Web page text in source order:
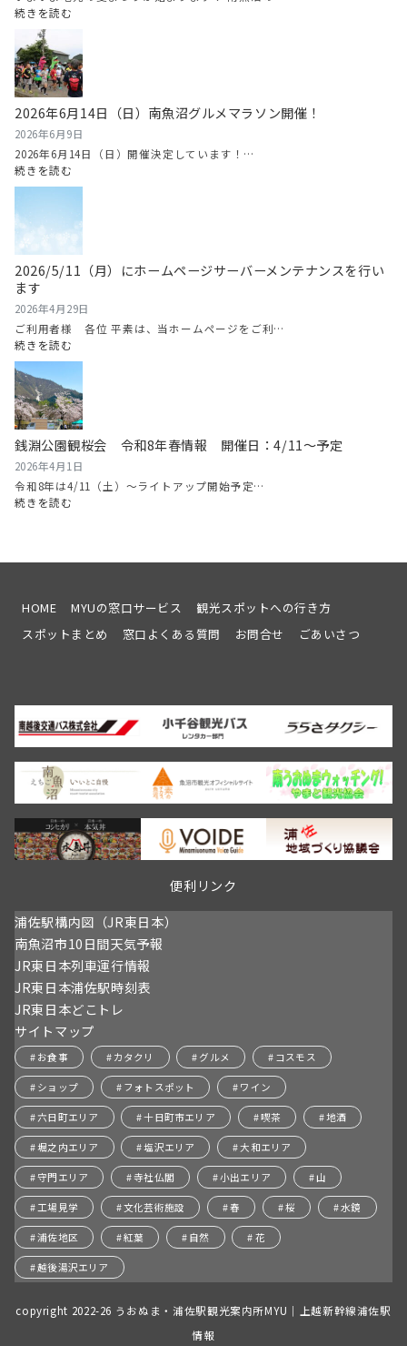
つ
り
情
報
2026
続きを読む
六
日
町・
塩
沢
夏
お
り
情
報
2026
2026年6月14日（日）南魚沼グルメマラソン開催！
2026年6月9日
2026年6月14日（日）開催決定しています！…
続きを読む
2026
14
日
南
グ
メ
マ
ラ
ソ
ン
開
催！
2026/5/11（月）にホームページサーバーメンテナンスを行い
ます
2026年4月29日
ご利用者様 各位 平素は、当ホームページをご利…
続きを読む
2026/5/11（月）
ホ
ー
ム
ペ
ー
ジ
テ
ン
い
ま
す
銭淵公園観桜会 令和8年春情報 開催日：4/11～予定
2026年4月1日
令和8年は4/11（土）～ライトアップ開始予定…
続きを読む
桜
令
春
情
開
催
日：
～
予
定
HOME MYUの窓口サービス
観光スポットへの行き方
スポットまとめ
窓口よくある質問 お問合せ ごあいさつ
便利リンク
浦佐駅構内図（JR東日本）
南魚沼市10日間天気予報
JR東日本列車運行情報
JR東日本浦佐駅時刻表
JR東日本どこトレ
サイトマップ
お食事 カタクリ グルメ コスモス
ショップ フォトスポット ワイン
六日町エリア 十日町市エリア 喫茶 地酒
堀之内エリア 塩沢エリア 大和エリア
守門エリア 寺社仏閣 小出エリア 山
工場見学 文化芸術施設 春 桜 水鏡
浦佐地区 紅葉 自然 花
越後湯沢エリア
copyright 2022-26 うおぬま・浦佐駅観光案内所MYU｜上越新幹線浦佐駅
情報